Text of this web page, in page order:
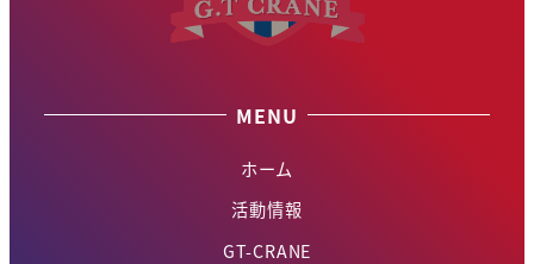
MENU
ホーム
活動情報
GT-CRANE